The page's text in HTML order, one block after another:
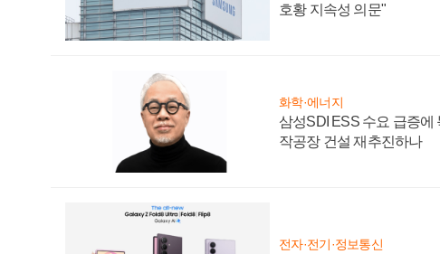
호황 지속성 의문"
화학·에너지
삼성SDI ESS 수요 급증에
작공장 건설 재추진하나
전자·전기·정보통신